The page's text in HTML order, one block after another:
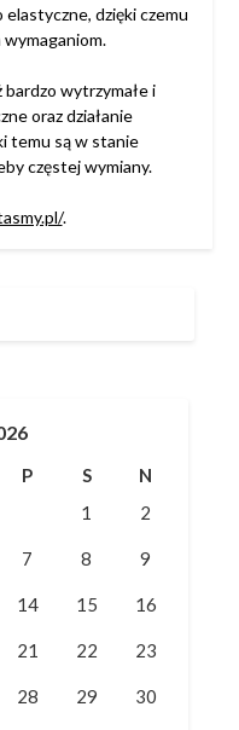
dzięki czemu
wytrzymałe i
oraz działanie
temu są w stanie
częstej wymiany.
.
P S
N
1
2
7 8 9
14 15 16
21 22 23
28 29 30